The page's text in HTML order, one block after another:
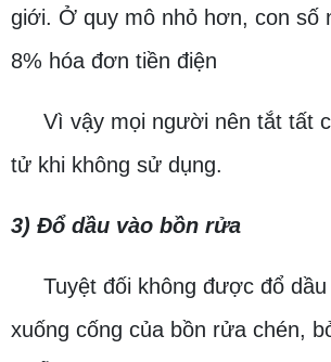
giới. Ở quy mô nhỏ hơn, con số
8% hóa đơn tiền điện
Vì vậy mọi người nên tắt tất
tử khi không sử dụng.
3) Đổ dầu vào bồn rửa
Tuyệt đối không được đổ dầu
xuống cống của bồn rửa chén,